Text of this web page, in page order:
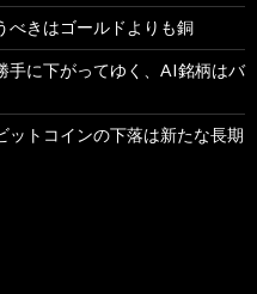
べきはゴールドよりも銅
手に下がってゆく、AI銘柄はバ
ットコインの下落は新たな長期